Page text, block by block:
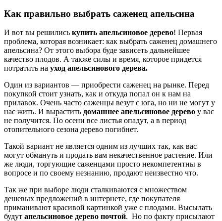
Как правильно выбрать саженец апельсина
И вот вы решились купить апельсиновое дерево! Первая
проблема, которая возникает: как выбрать саженец домашнего
апельсина? От этого выбора буде зависеть дальнейшее
качество плодов. А также силы и время, которое придется
потратить на уход апельсинового дерева.
Один из вариантов — приобрести саженец на рынке. Перед
покупкой стоит узнать, как и откуда попал он к нам на
прилавок. Очень часто саженцы везут с юга, но ни не могут у
нас жить. И вырастить домашнее апельсиновое дерево у вас
не получится. По осени все листья опадут, а в период
отопительного сезона дерево погибнет.
Такой вариант не является одним из лучших так, как вас
могут обмануть и продать вам некачественное растение. Или
же люди, торгующие саженцами просто некомпетентны в
вопросе и по своему незнанию, продают неизвестно что.
Так же при выборе люди сталкиваются с множеством
дешевых предложений в интернете, где покупателя
приманивают красивой картинкой уже с плодами. Высылать
будут апельсиновое дерево почтой. Но по факту присылают